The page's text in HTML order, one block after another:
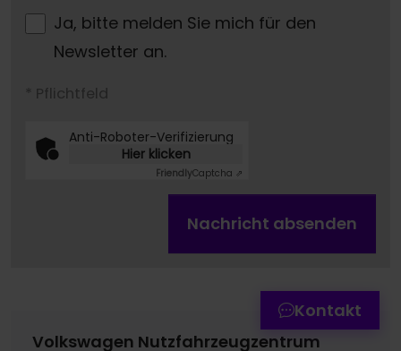
Ja, bitte melden Sie mich für den
Newsletter an.
* Pflichtfeld
Anti-Roboter-Verifizierung
Hier klicken
FriendlyCaptcha ⇗
Nachricht absenden
Volkswagen Nutzfahrzeugzentrum
Kontakt